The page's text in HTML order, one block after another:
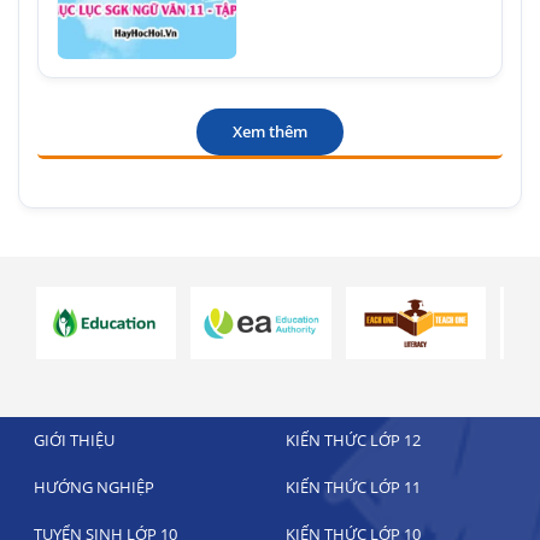
Xem thêm
GIỚI THIỆU KIẾN THỨC LỚP 12
HƯỚNG NGHIỆP KIẾN THỨC LỚP 11
TUYỂN SINH LỚP 10 KIẾN THỨC LỚP 10